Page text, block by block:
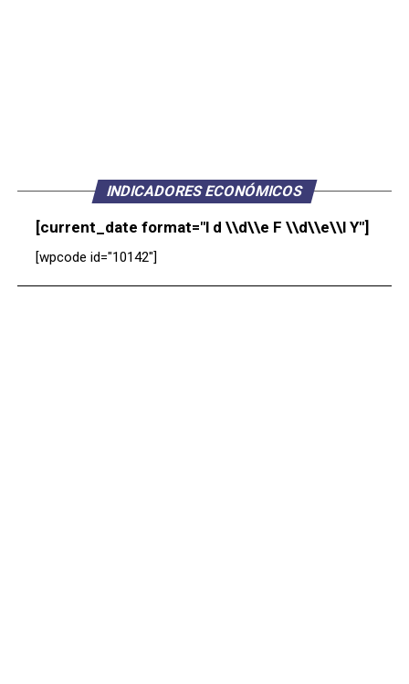
INDICADORES ECONÓMICOS
[current_date format="l d \\d\\e F \\d\\e\\l Y"]
[wpcode id="10142"]